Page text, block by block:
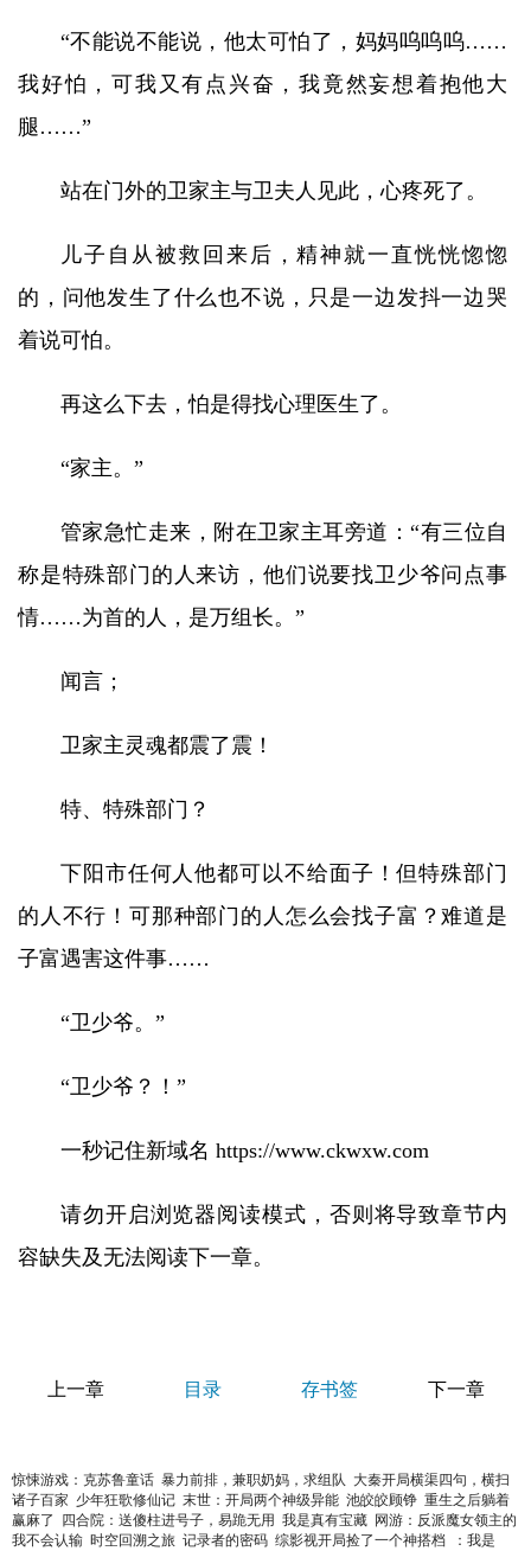
“不能说不能说，他太可怕了，妈妈呜呜呜……
我好怕，可我又有点兴奋，我竟然妄想着抱他大
腿……”
站在门外的卫家主与卫夫人见此，心疼死了。
儿子自从被救回来后，精神就一直恍恍惚惚
的，问他发生了什么也不说，只是一边发抖一边哭
着说可怕。
再这么下去，怕是得找心理医生了。
“家主。”
管家急忙走来，附在卫家主耳旁道：“有三位自
称是特殊部门的人来访，他们说要找卫少爷问点事
情……为首的人，是万组长。”
闻言；
卫家主灵魂都震了震！
特、特殊部门？
下阳市任何人他都可以不给面子！但特殊部门
的人不行！可那种部门的人怎么会找子富？难道是
子富遇害这件事……
“卫少爷。”
“卫少爷？！”
一秒记住新域名 https://www.ckwxw.com
请勿开启浏览器阅读模式，否则将导致章节内
容缺失及无法阅读下一章。
上一章 目录 存书签 下一章
惊悚游戏：克苏鲁童话 暴力前排，兼职奶妈，求组队 大秦开局横渠四句，横扫
诸子百家 少年狂歌修仙记 末世：开局两个神级异能 池皎皎顾铮 重生之后躺着
赢麻了
四合院：送傻柱进号子，易跪无用 我是真有宝藏 网游：反派魔女领主的
我不会认输 时空回溯之旅 记录者的密码 综影视开局捡了一个神搭档 ：我是